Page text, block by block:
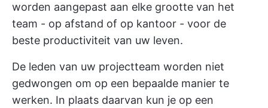
worden aangepast aan elke grootte van het
team - op afstand of op kantoor - voor de
beste productiviteit van uw leven.
De leden van uw projectteam worden niet
gedwongen om op een bepaalde manier te
werken. In plaats daarvan kun je op een